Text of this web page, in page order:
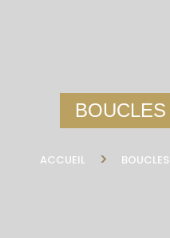
ACCUEIL